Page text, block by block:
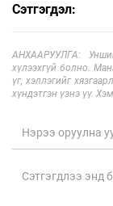
Сэтгэгдэл:
АНХААРУУЛГА:
хүлээхгүй болно.
үг, хэллэгийг
хүндэтгэн үзнэ үү.